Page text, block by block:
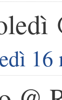
16